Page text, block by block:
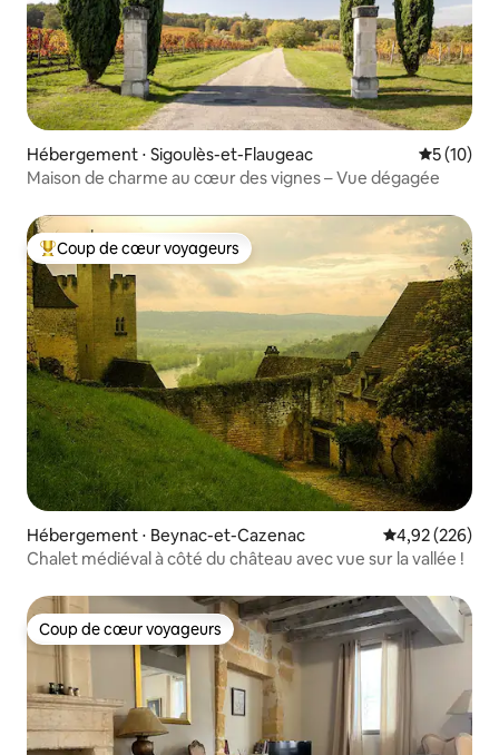
Hébergement ⋅ Sigoulès-et-Flaugeac
5 (10)
Maison de charme au cœur des vignes – Vue dégagée
Coups de cœur voyageurs les plus appréciés
Coup de cœur voyageurs
Hébergement ⋅ Beynac-et-Cazenac Évaluation
4,92 (226)
Chalet médiéval à côté du château avec vue sur la vallée !
Coup de cœur voyageurs
Coup de cœur voyageurs